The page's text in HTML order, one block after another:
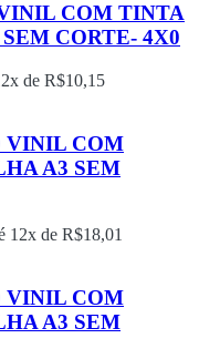
COM TINTA
CORTE- 4X0
de R$10,15
VINIL COM
A3 SEM
12x de R$18,01
VINIL COM
A3 SEM